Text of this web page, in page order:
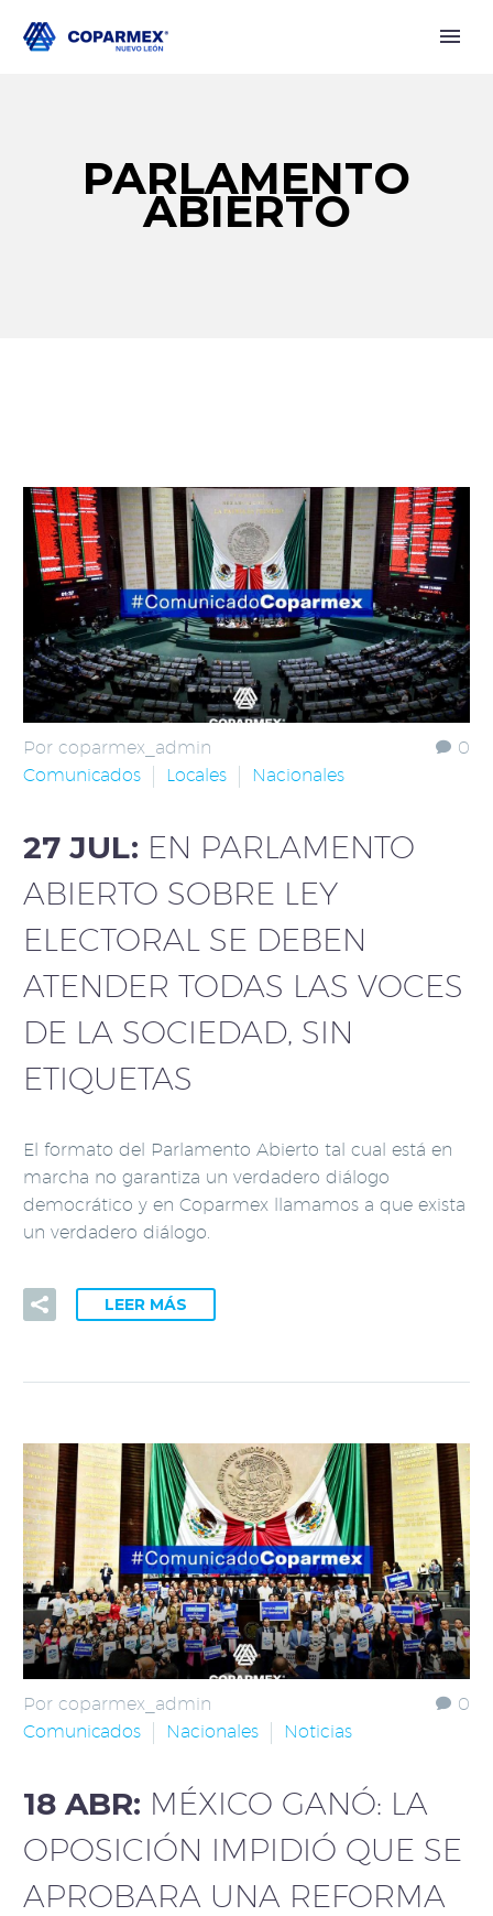
PARLAMENTO
ABIERTO
0
Por coparmex_admin
Comunicados
Locales Nacionales
27 JUL: EN PARLAMENTO
ABIERTO SOBRE LEY
ELECTORAL SE DEBEN
ATENDER TODAS LAS VOCES
DE LA SOCIEDAD, SIN
ETIQUETAS
El formato del Parlamento Abierto tal cual está en
marcha no garantiza un verdadero diálogo
democrático y en Coparmex llamamos a que exista
un verdadero diálogo.
LEER MÁS
0
Por coparmex_admin
Comunicados
Nacionales Noticias
18 ABR: MÉXICO GANÓ: LA
OPOSICIÓN IMPIDIÓ QUE SE
APROBARA UNA REFORMA